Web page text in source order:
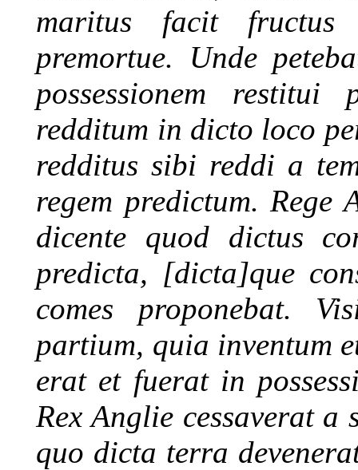
maritus facit fructus
premortue. Unde
possessionem
redditum in dicto loco
redditus sibi reddi a
regem predictum. Rege
dicente quod dictus
predicta, [dicta]que
comes proponebat.
partium, quia inventum
erat et fuerat in
Rex Anglie cessaverat
quo dicta terra